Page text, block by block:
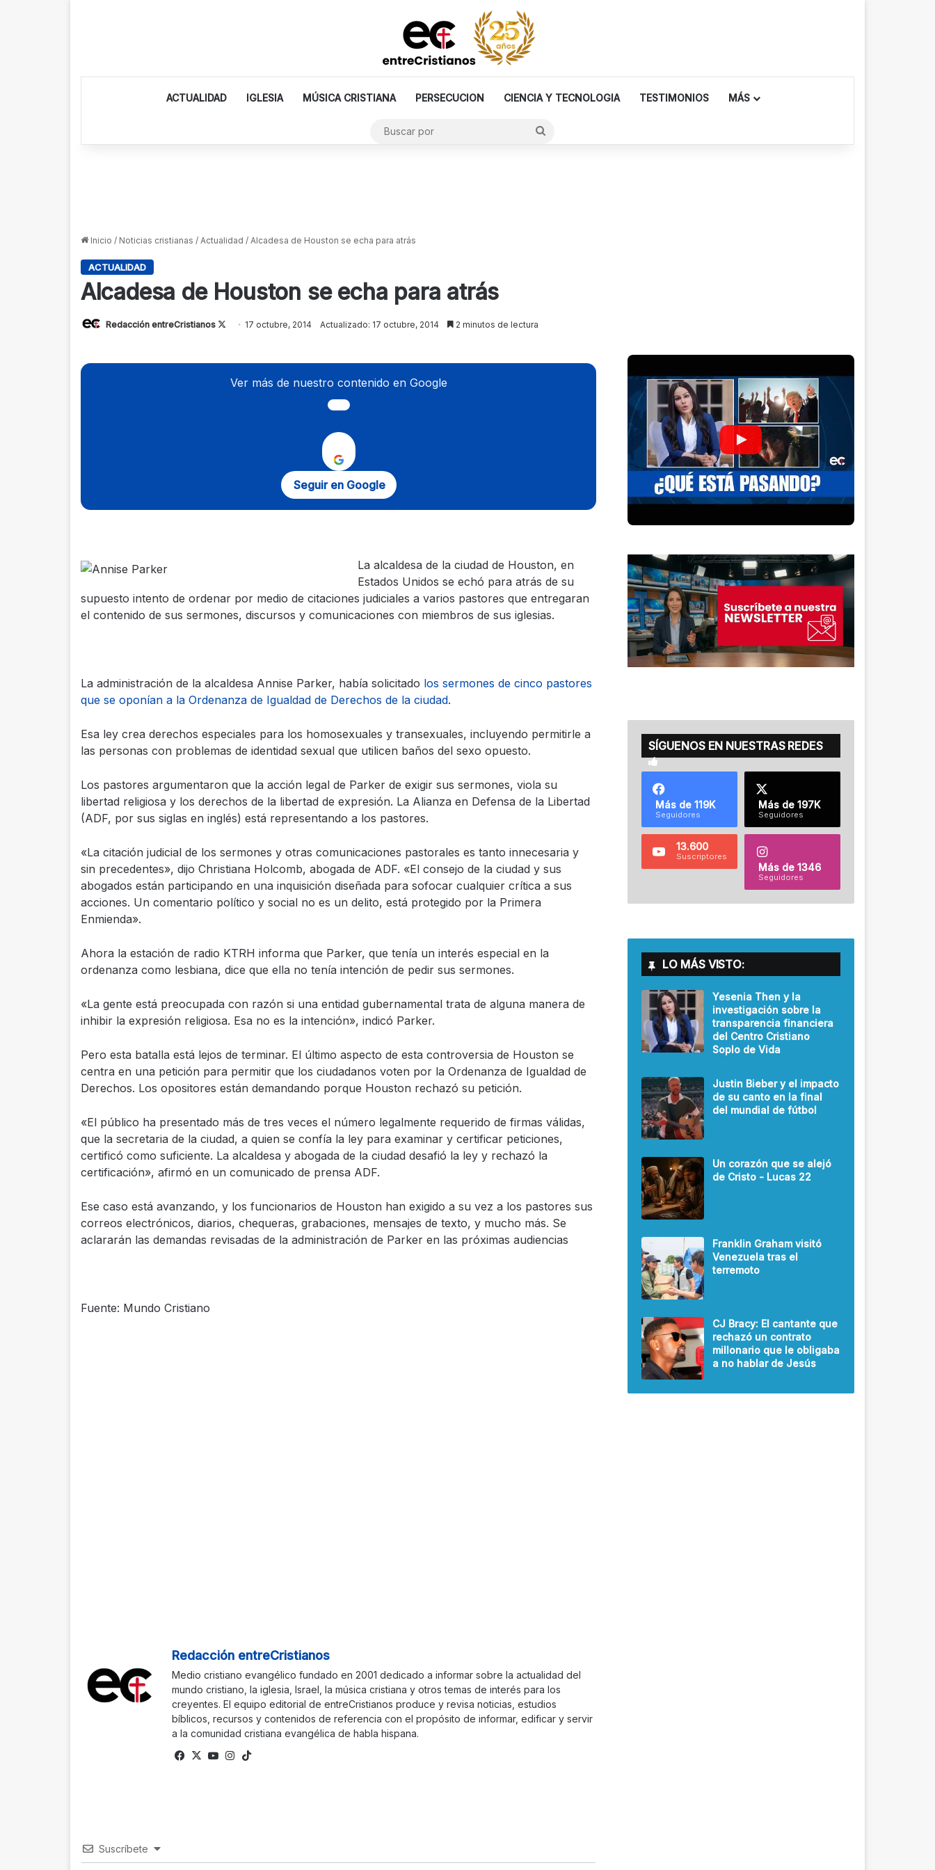
ACTUALIDAD IGLESIA MÚSICA CRISTIANA PERSECUCION CIENCIA Y TECNOLOGIA TESTIMONIOS MÁS
Inicio / Noticias cristianas / Actualidad / Alcadesa de Houston se echa para atrás
ACTUALIDAD
Alcadesa de Houston se echa para atrás
Redacción entreCristianos
Follow17 octubre, 2014 Actualizado: 17 octubre, 2014 2 minutos de lectura
Ver más de nuestro contenido en Google
Seguir en Google
La alcaldesa de la ciudad de Houston, en
Estados Unidos se echó para atrás de su
supuesto intento de ordenar por medio de citaciones judiciales a varios pastores que entregaran
el contenido de sus sermones, discursos y comunicaciones con miembros de sus iglesias.
La administración de la alcaldesa Annise Parker, había solicitado los sermones de cinco pastores
que se oponían a la Ordenanza de Igualdad de Derechos de la ciudad.
Esa ley crea derechos especiales para los homosexuales y transexuales, incluyendo permitirle a
las personas con problemas de identidad sexual que utilicen baños del sexo opuesto.
Los pastores argumentaron que la acción legal de Parker de exigir sus sermones, viola su
libertad religiosa y los derechos de la libertad de expresión. La Alianza en Defensa de la Libertad
(ADF, por sus siglas en inglés) está representando a los pastores.
«La citación judicial de los sermones y otras comunicaciones pastorales es tanto innecesaria y
sin precedentes», dijo Christiana Holcomb, abogada de ADF. «El consejo de la ciudad y sus
abogados están participando en una inquisición diseñada para sofocar cualquier crítica a sus
acciones. Un comentario político y social no es un delito, está protegido por la Primera
Enmienda».
Ahora la estación de radio KTRH informa que Parker, que tenía un interés especial en la
ordenanza como lesbiana, dice que ella no tenía intención de pedir sus sermones.
«La gente está preocupada con razón si una entidad gubernamental trata de alguna manera de
inhibir la expresión religiosa. Esa no es la intención», indicó Parker.
Pero esta batalla está lejos de terminar. El último aspecto de esta controversia de Houston se
centra en una petición para permitir que los ciudadanos voten por la Ordenanza de Igualdad de
Derechos. Los opositores están demandando porque Houston rechazó su petición.
«El público ha presentado más de tres veces el número legalmente requerido de firmas válidas,
que la secretaria de la ciudad, a quien se confía la ley para examinar y certificar peticiones,
certificó como suficiente. La alcaldesa y abogada de la ciudad desafió la ley y rechazó la
certificación», afirmó en un comunicado de prensa ADF.
Ese caso está avanzando, y los funcionarios de Houston han exigido a su vez a los pastores sus
correos electrónicos, diarios, chequeras, grabaciones, mensajes de texto, y mucho más. Se
aclararán las demandas revisadas de la administración de Parker en las próximas audiencias
Fuente: Mundo Cristiano
Redacción entreCristianos
Medio cristiano evangélico fundado en 2001 dedicado a informar sobre la actualidad del
mundo cristiano, la iglesia, Israel, la música cristiana y otros temas de interés para los
creyentes. El equipo editorial de entreCristianos produce y revisa noticias, estudios
bíblicos, recursos y contenidos de referencia con el propósito de informar, edificar y servir
a la comunidad cristiana evangélica de habla hispana.
Fa
X
Yo Ins
Suscríbete
SÍGUENOS EN NUESTRAS REDES
Más de 119K
Seguidores
Más de 197K
Seguidores
13.600
Suscriptores
Más de 1346
Seguidores
LO MÁS VISTO:
Yesenia Then y la
investigación sobre la
transparencia financiera
del Centro Cristiano
Soplo de Vida
Justin Bieber y el impacto
de su canto en la final
del mundial de fútbol
Un corazón que se alejó
de Cristo - Lucas 22
Franklin Graham visitó
Venezuela tras el
terremoto
CJ Bracy: El cantante que
rechazó un contrato
millonario que le obligaba
a no hablar de Jesús